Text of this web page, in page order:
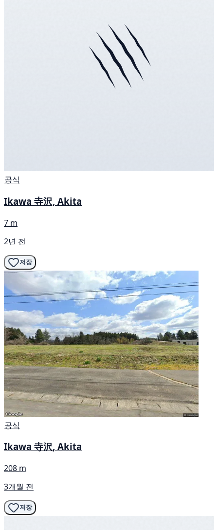
공식
Ikawa 寺沢, Akita
7 m
2년 전
저장
공식
Ikawa 寺沢, Akita
208 m
3개월 전
저장